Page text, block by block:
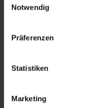
gegeben ist, und in
effektiv durchsetzen
diese Informationen
zusammen, die Sie ihnen
haben.
Notwendig
Präferenzen
Statistiken
Marketing
Tod Franz
1829
Ernennung von
Erzherzogtums
(bis 1830)